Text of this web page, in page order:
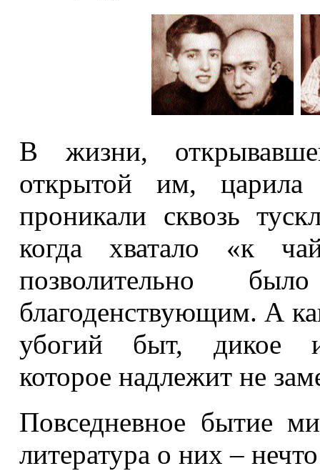
В жизни,
открытой им,
проникали сквозь
когда хватало «к
позволительно
благоденствующим. А
убогий быт, дикое
которое надлежит не
Повседневное бытие
литература о них –